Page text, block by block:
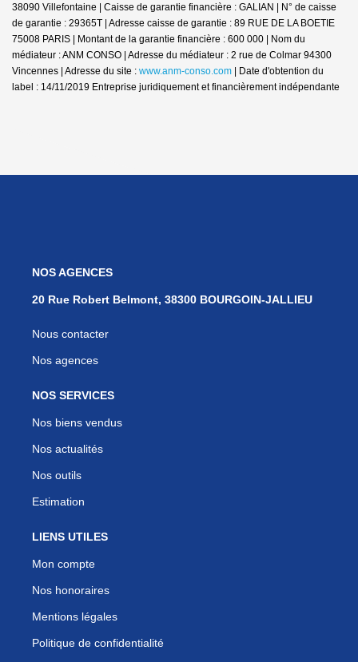
38090 Villefontaine | Caisse de garantie financière : GALIAN | N° de caisse
de garantie : 29365T | Adresse caisse de garantie : 89 RUE DE LA BOETIE
75008 PARIS | Montant de la garantie financière : 600 000 | Nom du
médiateur : ANM CONSO | Adresse du médiateur : 2 rue de Colmar 94300
Vincennes | Adresse du site : www.anm-conso.com | Date d'obtention du
label : 14/11/2019 Entreprise juridiquement et financièrement indépendante
NOS AGENCES
20 Rue Robert Belmont, 38300 BOURGOIN-JALLIEU
Nous contacter
Nos agences
NOS SERVICES
Nos biens vendus
Nos actualités
Nos outils
Estimation
LIENS UTILES
Mon compte
Nos honoraires
Mentions légales
Politique de confidentialité